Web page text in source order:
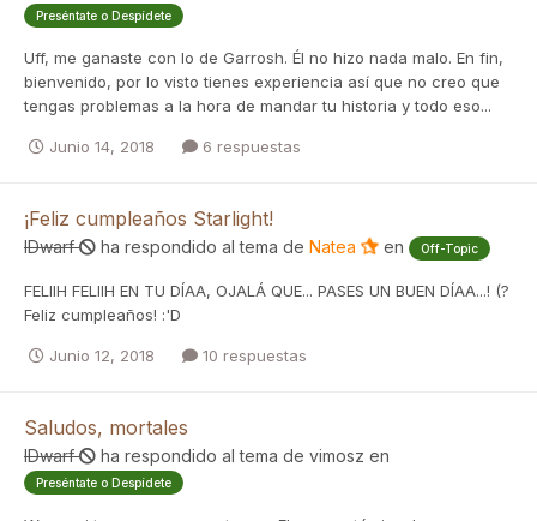
Preséntate o Despídete
Uff, me ganaste con lo de Garrosh. Él no hizo nada malo. En fin,
bienvenido, por lo visto tienes experiencia así que no creo que
tengas problemas a la hora de mandar tu historia y todo eso...
Junio 14, 2018 6 respuestas
¡Feliz cumpleaños Starlight!
IDwarf ha respondido al tema de Natea en Off-Topic
FELIIH FELIIH EN TU DÍAA, OJALÁ QUE... PASES UN BUEN DÍAA...! (?
Feliz cumpleaños! :'D
Junio 12, 2018 10 respuestas
Saludos, mortales
IDwarf ha respondido al tema de vimosz en
Preséntate o Despídete